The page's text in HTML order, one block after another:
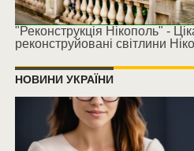
"Реконструкція Нікополь" -
реконструйовані світлини
НОВИНИ УКРАЇНИ